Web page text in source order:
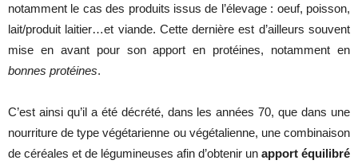
notamment le cas des produits issus de l’élevage : oeuf, poisson,
lait/produit laitier…et viande. Cette dernière est d’ailleurs souvent
mise en avant pour son apport en protéines, notamment en
bonnes protéines.
C’est ainsi qu’il a été décrété, dans les années 70, que dans une
nourriture de type végétarienne ou végétalienne, une combinaison
de céréales et de légumineuses afin d’obtenir un apport équilibré